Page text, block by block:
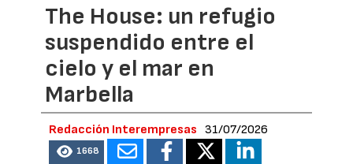
The House: un refugio
suspendido entre el
cielo y el mar en
Marbella
Redacción Interempresas 31/07/2026
1668